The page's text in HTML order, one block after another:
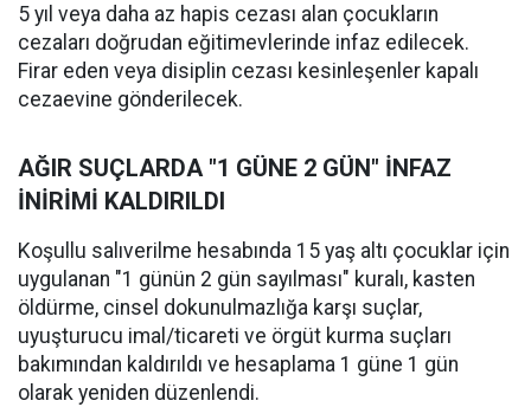
5 yıl veya daha az hapis cezası alan çocukların
cezaları doğrudan eğitimevlerinde infaz edilecek.
Firar eden veya disiplin cezası kesinleşenler kapalı
cezaevine gönderilecek.
AĞIR SUÇLARDA "1 GÜNE 2 GÜN" İNFAZ
İNİRİMİ KALDIRILDI
Koşullu salıverilme hesabında 15 yaş altı çocuklar için
uygulanan "1 günün 2 gün sayılması" kuralı, kasten
öldürme, cinsel dokunulmazlığa karşı suçlar,
uyuşturucu imal/ticareti ve örgüt kurma suçları
bakımından kaldırıldı ve hesaplama 1 güne 1 gün
olarak yeniden düzenlendi.